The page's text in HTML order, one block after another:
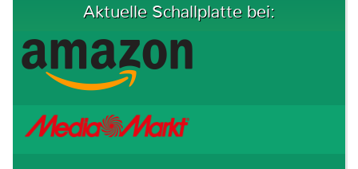
Aktuelle Schallplatte bei: